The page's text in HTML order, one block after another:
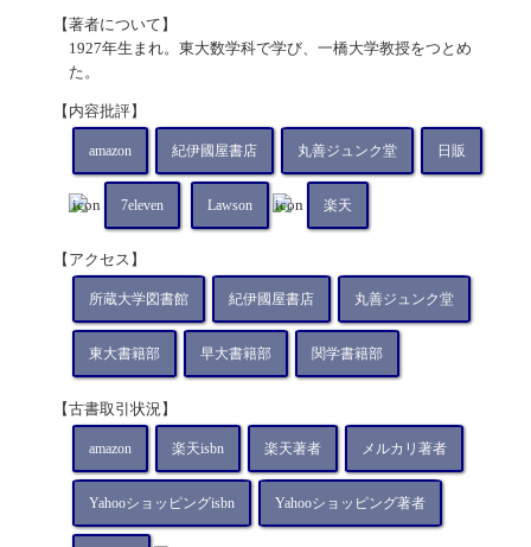
【著者について】
1927年生まれ。東大数学科で学び、一橋大学教授をつとめ
た。
【内容批評】
amazon 紀伊國屋書店 丸善ジュンク堂 日販
7eleven Lawson 楽天
【アクセス】
所蔵大学図書館 紀伊國屋書店 丸善ジュンク堂
東大書籍部 早大書籍部 関学書籍部
【古書取引状況】
amazon 楽天isbn 楽天著者 メルカリ著者
Yahooショッピングisbn Yahooショッピング著者